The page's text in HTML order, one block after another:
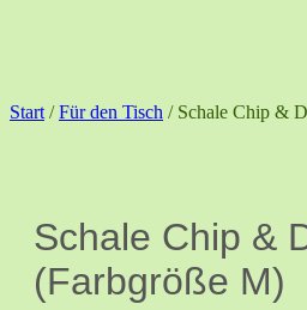
Start /Für den Tisch / Schale Chip &
Schale Chip &
(Farbgröße M)